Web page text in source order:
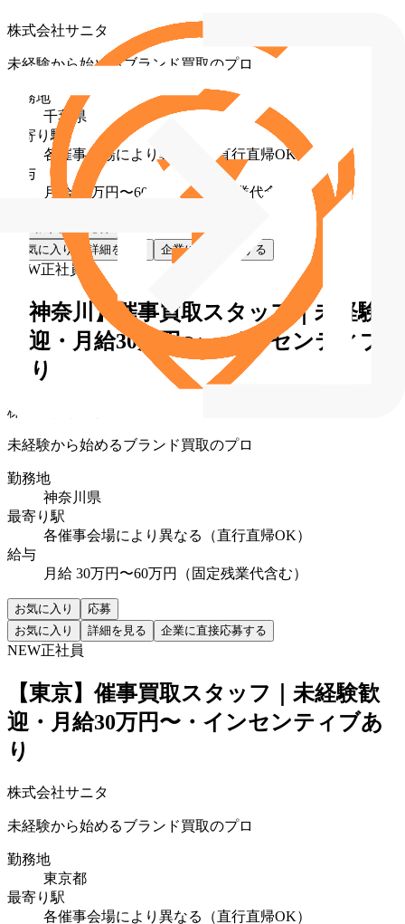
株式会社サニタ
未経験から始めるブランド買取のプロ
勤務地
千葉県
最寄り駅
各催事会場により異なる（直行直帰OK）
給与
月給 30万円〜60万円（固定残業代含む）
お気に入り
詳細を見る 企業に直接応募する
NEW正社員
【神奈川】催事買取スタッフ｜未経験
歓迎・月給30万円〜・インセンティブ
あり
株式会社サニタ
未経験から始めるブランド買取のプロ
勤務地
神奈川県
最寄り駅
各催事会場により異なる（直行直帰OK）
給与
月給 30万円〜60万円（固定残業代含む）
お気に入り
応募
お気に入り
詳細を見る 企業に直接応募する
NEW正社員
【東京】催事買取スタッフ｜未経験歓
迎・月給30万円〜・インセンティブあ
り
株式会社サニタ
未経験から始めるブランド買取のプロ
勤務地
東京都
最寄り駅
各催事会場により異なる（直行直帰OK）